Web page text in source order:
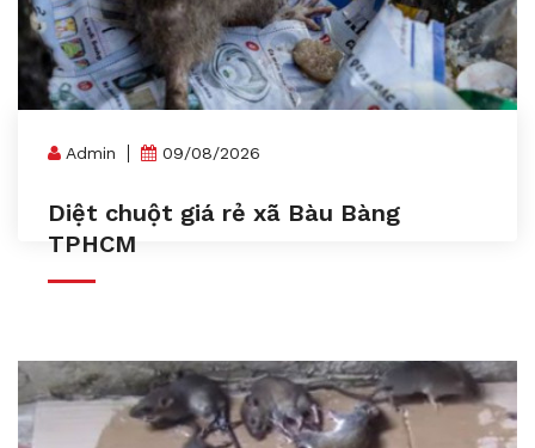
Admin 09/08/2026
Diệt chuột giá rẻ xã Bàu Bàng
TPHCM